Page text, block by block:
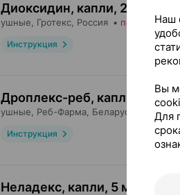
Диоксидин, капли, 2,5 мг / 1
ушные, Гротекс , Россия • по рецепту
Инструкция
Дроплекс-реб, капли 17.1 г×
ушные, Реб-Фарма , Беларусь без
Инструкция
Неладекс, капли, 5 мл
Наш
Вы
Для